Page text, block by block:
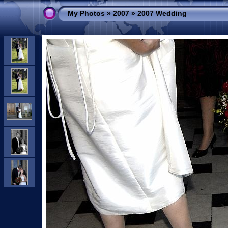
My Photos»2007»2007 Wedding